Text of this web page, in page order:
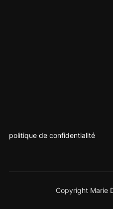
politique de confidentialité
Copyright Marie